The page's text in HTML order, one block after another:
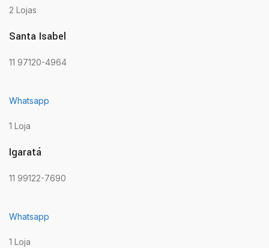
2 Lojas
Santa Isabel
11 97120-4964
Whatsapp
1 Loja
Igaratá
11 99122-7690
Whatsapp
1 Loja